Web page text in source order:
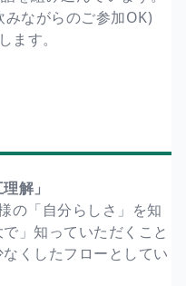
ながらのご参加OK)
す。
解」
の「自分らしさ」を知
」知っていただくこと
くしたフローとしてい